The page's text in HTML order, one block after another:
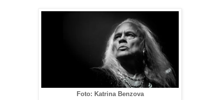
Foto: Katrina Benzova